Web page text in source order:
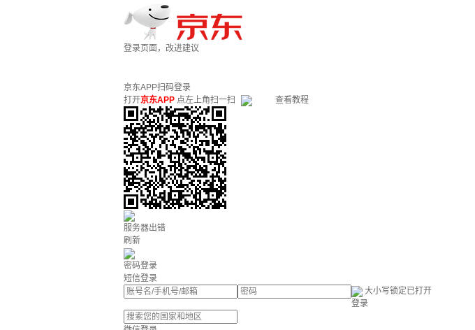
登录页面，改进建议
京东APP扫码登录
打开京东APP 点左上角扫一扫 查看教程
服务器出错
刷新
密码登录
短信登录
大小写锁定已打开
登录